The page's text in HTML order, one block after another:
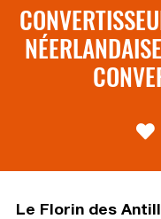
Le Florin des